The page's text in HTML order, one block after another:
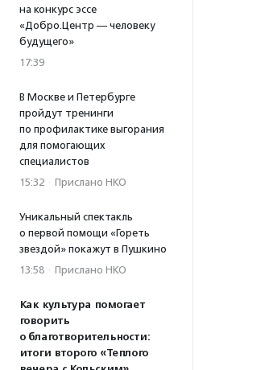
на конкурс эссе
«Добро.Центр — человеку
будущего»
17:39
В Москве и Петербурге
пройдут тренинги
по профилактике выгорания
для помогающих
специалистов
15:32 · Прислано НКО
Уникальный спектакль
о первой помощи «Гореть
звездой» покажут в Пушкино
13:58 · Прислано НКО
Как культура помогает
говорить
о благотворительности:
итоги второго «Теплого